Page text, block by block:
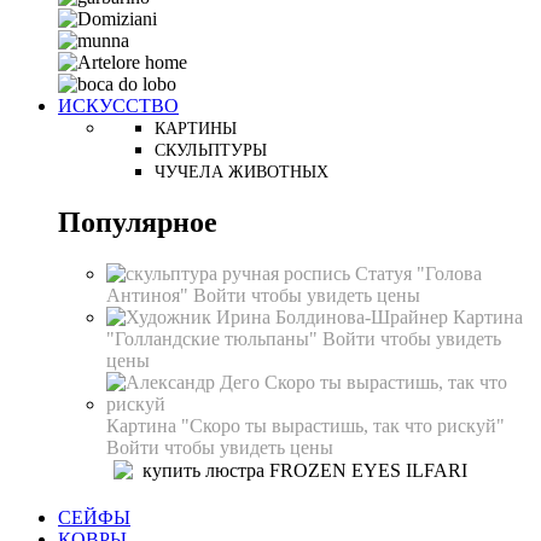
ИСКУССТВО
КАРТИНЫ
СКУЛЬПТУРЫ
ЧУЧЕЛА ЖИВОТНЫХ
Популярное
Статуя "Голова
Антиноя" Войти чтобы увидеть цены
Картина
"Голландские тюльпаны" Войти чтобы увидеть
цены
Картина "Скоро ты вырастишь, так что рискуй"
Войти чтобы увидеть цены
СЕЙФЫ